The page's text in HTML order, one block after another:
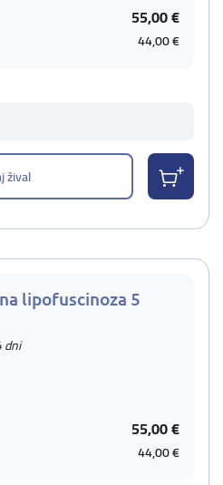
55,00 €
44,00 €
žival
lipofuscinoza 5
dni
55,00 €
44,00 €